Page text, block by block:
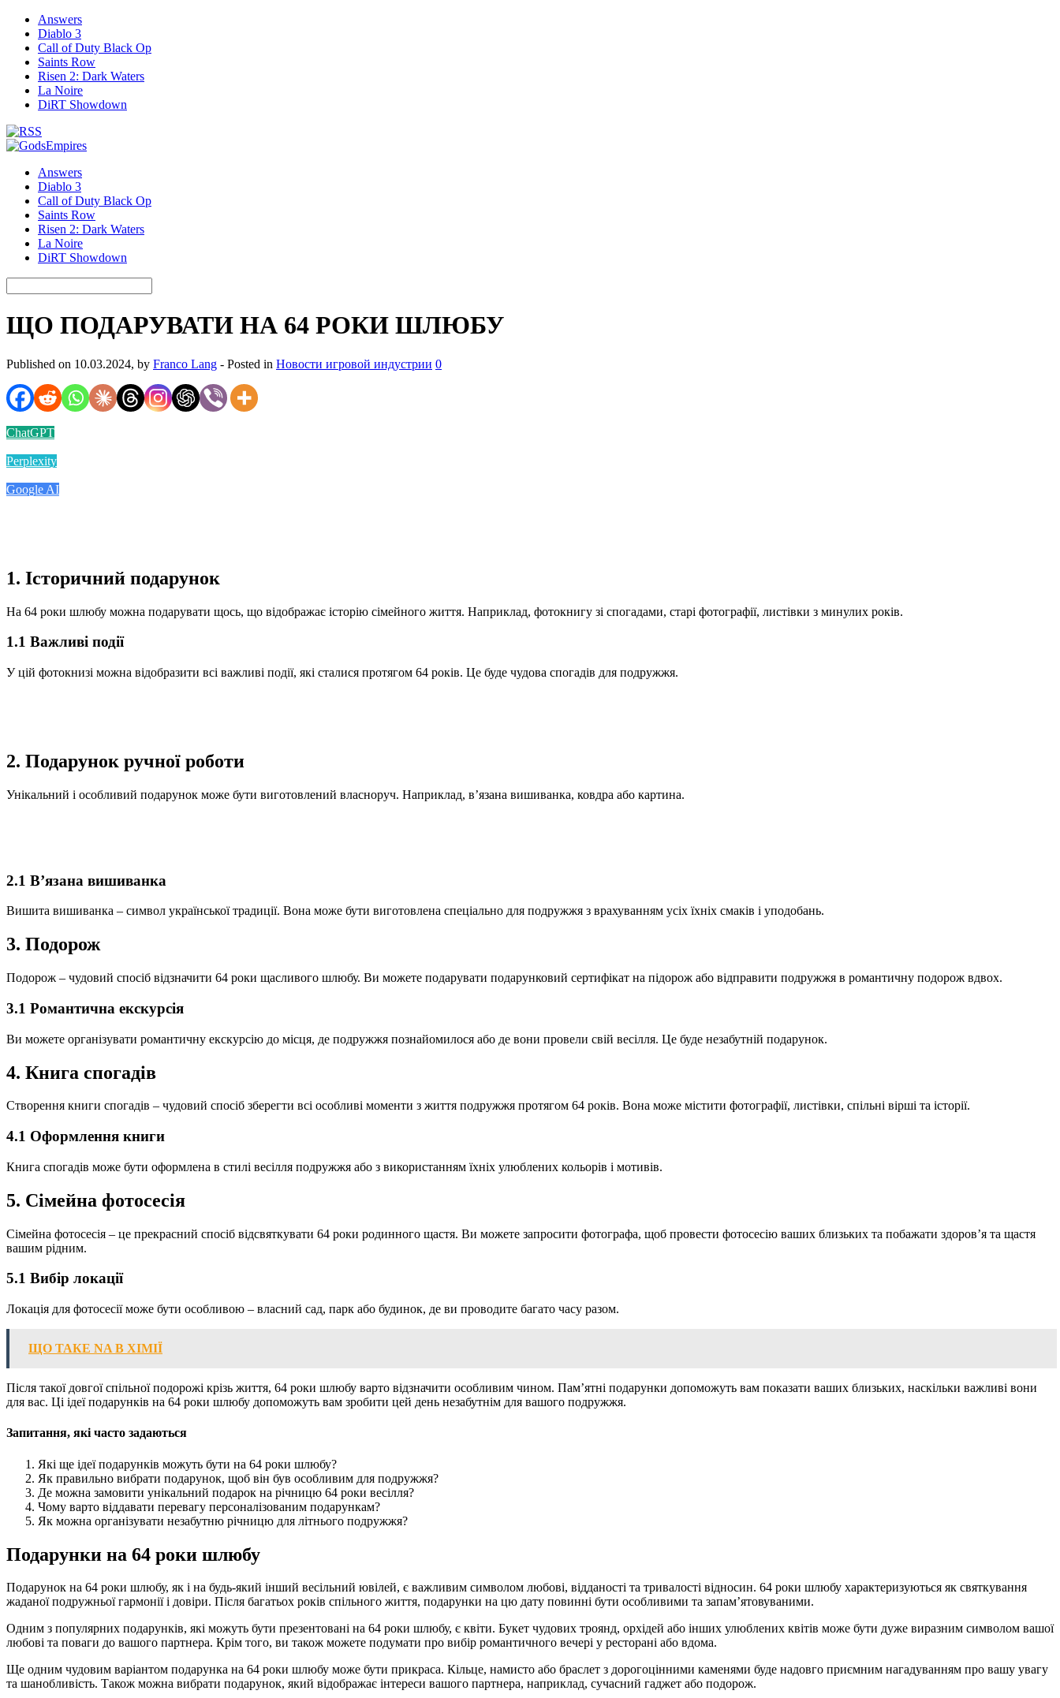
Answers
Diablo 3
Call of Duty Black Op
Saints Row
Risen 2: Dark Waters
La Noire
DiRT Showdown
Answers
Diablo 3
Call of Duty Black Op
Saints Row
Risen 2: Dark Waters
La Noire
DiRT Showdown
ЩО ПОДАРУВАТИ НА 64 РОКИ ШЛЮБУ
Published on 10.03.2024, by Franco Lang - Posted in Новости игровой индустрии 0
ChatGPT
Perplexity
Google AI
1. Історичний подарунок
На 64 роки шлюбу можна подарувати щось, що відображає історію сімейного життя. Наприклад, фотокнигу зі спогадами, старі фотографії, листівки з минулих років.
1.1 Важливі події
У цій фотокнизі можна відобразити всі важливі події, які сталися протягом 64 років. Це буде чудова спогадів для подружжя.
2. Подарунок ручної роботи
Унікальний і особливий подарунок може бути виготовлений власноруч. Наприклад, в’язана вишиванка, ковдра або картина.
2.1 В’язана вишиванка
Вишита вишиванка – символ української традиції. Вона може бути виготовлена спеціально для подружжя з врахуванням усіх їхніх смаків і уподобань.
3. Подорож
Подорож – чудовий спосіб відзначити 64 роки щасливого шлюбу. Ви можете подарувати подарунковий сертифікат на підорож або відправити подружжя в романтичну подорож вдвох.
3.1 Романтична екскурсія
Ви можете організувати романтичну екскурсію до місця, де подружжя познайомилося або де вони провели свій весілля. Це буде незабутній подарунок.
4. Книга спогадів
Створення книги спогадів – чудовий спосіб зберегти всі особливі моменти з життя подружжя протягом 64 років. Вона може містити фотографії, листівки, спільні вірші та історії.
4.1 Оформлення книги
Книга спогадів може бути оформлена в стилі весілля подружжя або з використанням їхніх улюблених кольорів і мотивів.
5. Сімейна фотосесія
Сімейна фотосесія – це прекрасний спосіб відсвяткувати 64 роки родинного щастя. Ви можете запросити фотографа, щоб провести фотосесію ваших близьких та побажати здоров’я та щастя
вашим рідним.
5.1 Вибір локації
Локація для фотосесії може бути особливою – власний сад, парк або будинок, де ви проводите багато часу разом.
ЩО ТАКЕ NA В ХІМІЇ
Після такої довгої спільної подорожі крізь життя, 64 роки шлюбу варто відзначити особливим чином. Пам’ятні подарунки допоможуть вам показати ваших близьких, наскільки важливі вони
для вас. Ці ідеї подарунків на 64 роки шлюбу допоможуть вам зробити цей день незабутнім для вашого подружжя.
Запитання, які часто задаються
Які ще ідеї подарунків можуть бути на 64 роки шлюбу?
Як правильно вибрати подарунок, щоб він був особливим для подружжя?
Де можна замовити унікальний подарок на річницю 64 роки весілля?
Чому варто віддавати перевагу персоналізованим подарункам?
Як можна організувати незабутню річницю для літнього подружжя?
Подарунки на 64 роки шлюбу
Подарунок на 64 роки шлюбу, як і на будь-який інший весільний ювілей, є важливим символом любові, відданості та тривалості відносин. 64 роки шлюбу характеризуються як святкування
жаданої подружньої гармонії і довіри. Після багатьох років спільного життя, подарунки на цю дату повинні бути особливими та запам’ятовуваними.
Одним з популярних подарунків, які можуть бути презентовані на 64 роки шлюбу, є квіти. Букет чудових троянд, орхідей або інших улюблених квітів може бути дуже виразним символом вашої
любові та поваги до вашого партнера. Крім того, ви також можете подумати про вибір романтичного вечері у ресторані або вдома.
Ще одним чудовим варіантом подарунка на 64 роки шлюбу може бути прикраса. Кільце, намисто або браслет з дорогоцінними каменями буде надовго приємним нагадуванням про вашу увагу
та шанобливість. Також можна вибрати подарунок, який відображає інтереси вашого партнера, наприклад, сучасний гаджет або подорож.